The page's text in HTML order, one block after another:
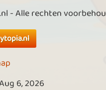
- Alle rechten
6, 2026